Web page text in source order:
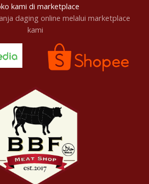
kami di marketplace
daging online melalui marketplace
kami